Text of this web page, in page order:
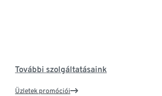
További szolgáltatásaink
Üzletek promóciói